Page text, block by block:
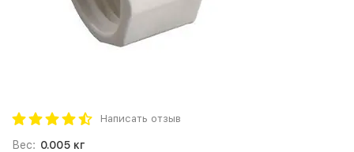
Написать отзыв
Вес: 0.005 кг